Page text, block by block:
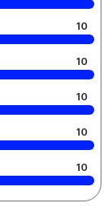
10
10
10
10
10